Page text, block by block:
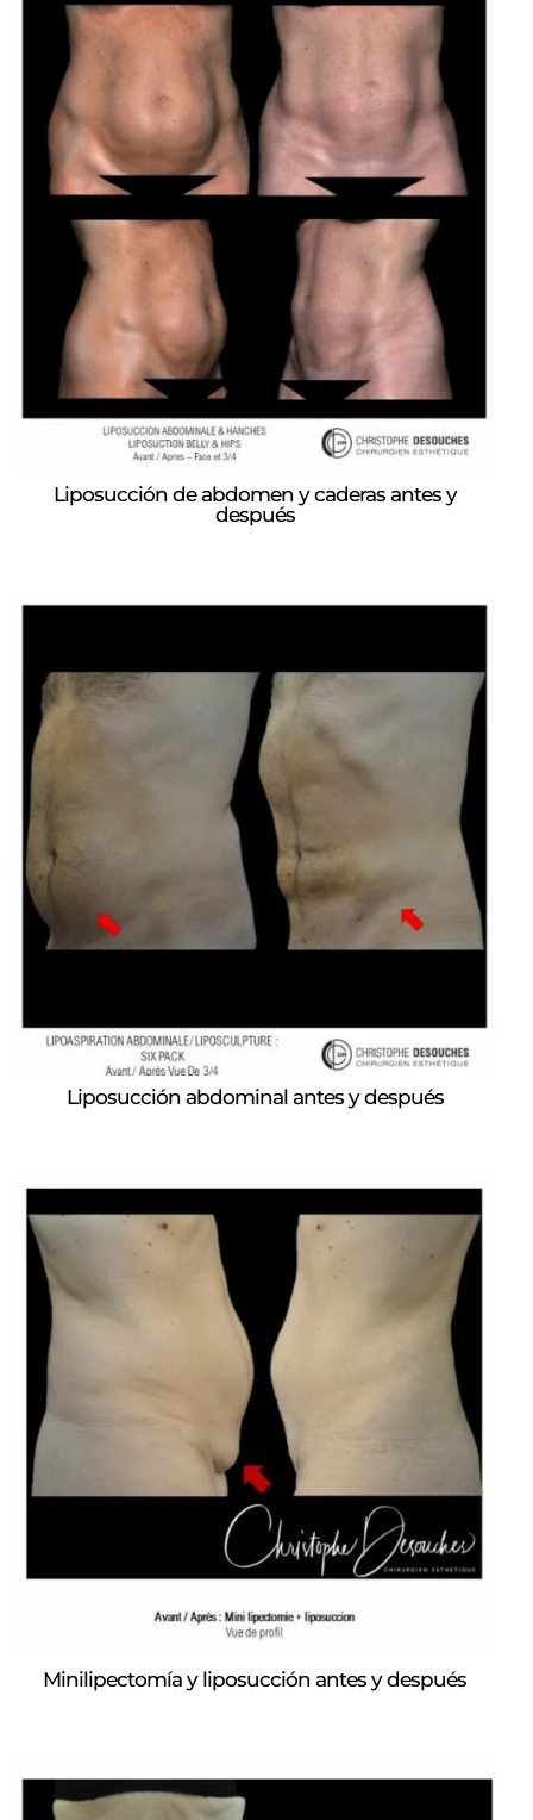
Liposucción de abdomen y caderas antes y
después
Liposucción abdominal antes y después
Minilipectomía y liposucción antes y después